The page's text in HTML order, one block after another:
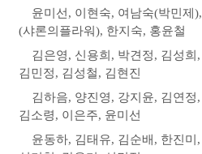
윤미선 , 이현숙, 여남숙(박민제 ),
(샤론의플라워), 한지숙, 홍윤철
김은영, 신용희 , 박견정, 김성희 ,
김민정, 김성철, 김현진
김하음, 양진영, 강지윤, 김연정,
김소령, 이은주, 윤미선
윤동하, 김태유, 김순배 , 한진미 ,